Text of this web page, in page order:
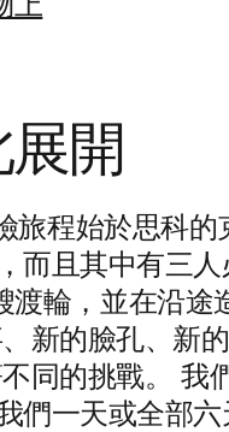
開
旅程始於思科的
而且其中有三
渡輪，並在沿途
新的臉孔、新
同的挑戰。 我
們一天或全部